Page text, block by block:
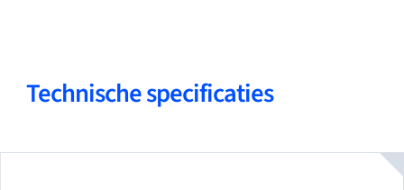
Technische specificaties